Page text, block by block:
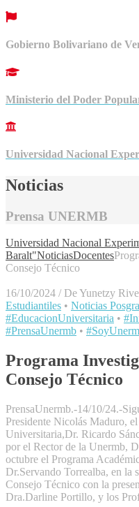
Gobierno Bolivariano de
Ministerio del Poder
Universidad Nacional
Noticias
Prensa UNERMB
Universidad Nacional
Baralt"NoticiasDocentes
Consejo Técnico
16/10/2024 / De Yunetzy
Estudiantiles • Noticias
#EducacionUniversitaria •
#PrensaUnermb •
Programa
Consejo Técnico
PrensaUnermb.-14/10/24.-
Presidente Nicolás Maduro,
Universitaria,Dr. Ricardo
por el Rector de la Unermb,
octubre el Programa
Dr.Servando Torrealba, en la
Consejo Técnico con la
Dra.Darline Portillo, y los